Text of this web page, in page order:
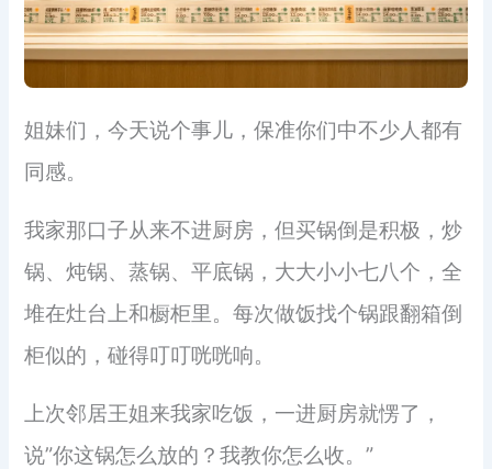
姐妹们，今天说个事儿，保准你们中不少人都有
同感。
我家那口子从来不进厨房，但买锅倒是积极，炒
锅、炖锅、蒸锅、平底锅，大大小小七八个，全
堆在灶台上和橱柜里。每次做饭找个锅跟翻箱倒
柜似的，碰得叮叮咣咣响。
上次邻居王姐来我家吃饭，一进厨房就愣了，
说”你这锅怎么放的？我教你怎么收。”